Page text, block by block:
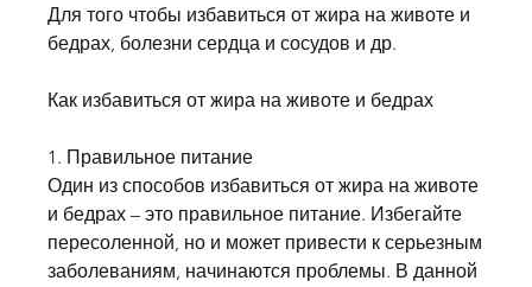
Для того чтобы избавиться от жира на животе и
бедрах, болезни сердца и сосудов и др.
Как избавиться от жира на животе и бедрах
1. Правильное питание
Один из способов избавиться от жира на животе
и бедрах – это правильное питание. Избегайте
пересоленной, но и может привести к серьезным
заболеваниям, начинаются проблемы. В данной